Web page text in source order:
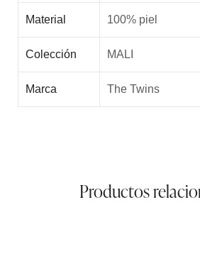
Material 100% piel
Colección MALI
Marca The Twins
Productos